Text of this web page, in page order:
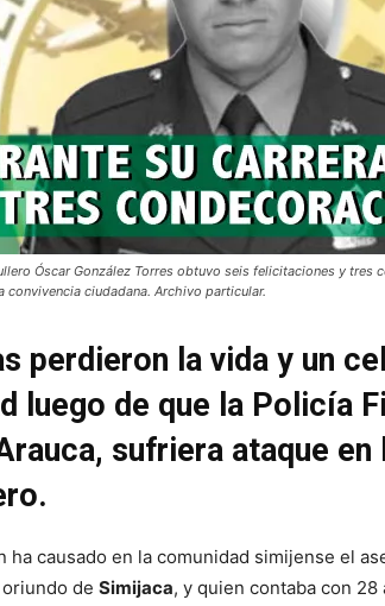
Óscar González Torres obtuvo seis felicitaciones y
convivencia ciudadana. Archivo particular.
perdieron la vida y un
luego de que la Policía
sufriera ataque en
ha causado en la comunidad simijense el
oriundo de Simijaca, y quien contaba con